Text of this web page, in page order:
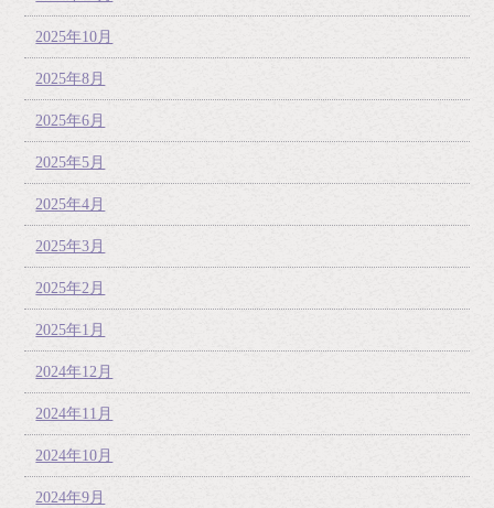
2025年10月
2025年8月
2025年6月
2025年5月
2025年4月
2025年3月
2025年2月
2025年1月
2024年12月
2024年11月
2024年10月
2024年9月